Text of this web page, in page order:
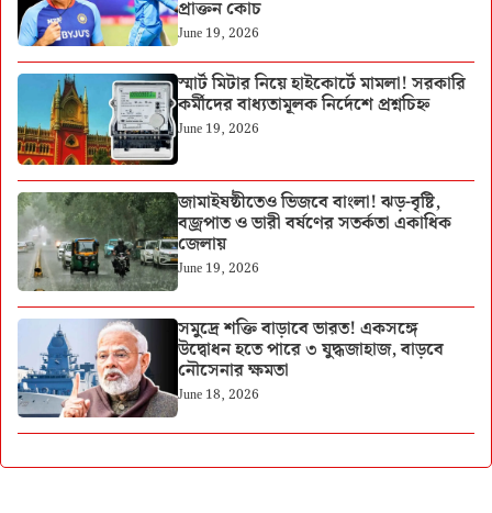
প্রাক্তন কোচ
June 19, 2026
স্মার্ট মিটার নিয়ে হাইকোর্টে মামলা! সরকারি
কর্মীদের বাধ্যতামূলক নির্দেশে প্রশ্নচিহ্ন
June 19, 2026
জামাইষষ্ঠীতেও ভিজবে বাংলা! ঝড়-বৃষ্টি,
বজ্রপাত ও ভারী বর্ষণের সতর্কতা একাধিক
জেলায়
June 19, 2026
সমুদ্রে শক্তি বাড়াবে ভারত! একসঙ্গে
উদ্বোধন হতে পারে ৩ যুদ্ধজাহাজ, বাড়বে
নৌসেনার ক্ষমতা
June 18, 2026